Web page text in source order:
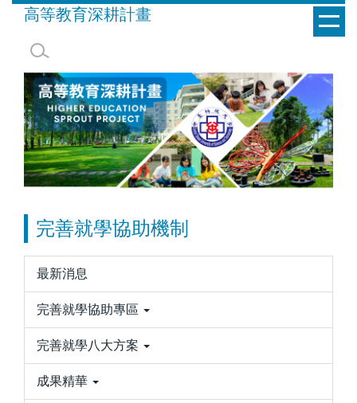
高等教育深耕計畫
完善就學協助機制
最新消息
完善就學協助專區
完善就學八大方案
成果精華